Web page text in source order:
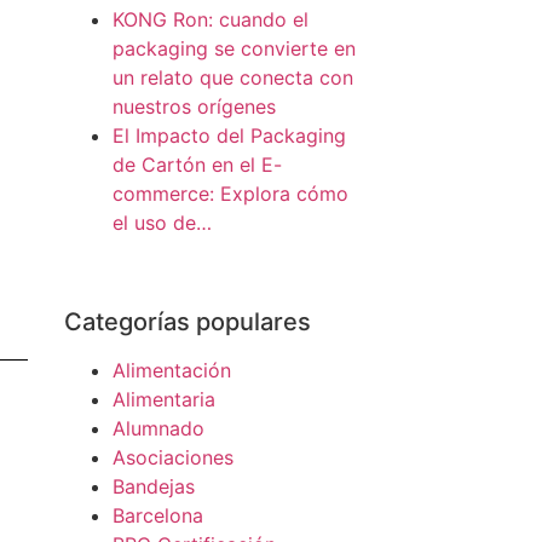
KONG Ron: cuando el
packaging se convierte en
un relato que conecta con
nuestros orígenes
El Impacto del Packaging
de Cartón en el E-
commerce: Explora cómo
el uso de…
Categorías populares
Alimentación
Alimentaria
Alumnado
Asociaciones
Bandejas
Barcelona